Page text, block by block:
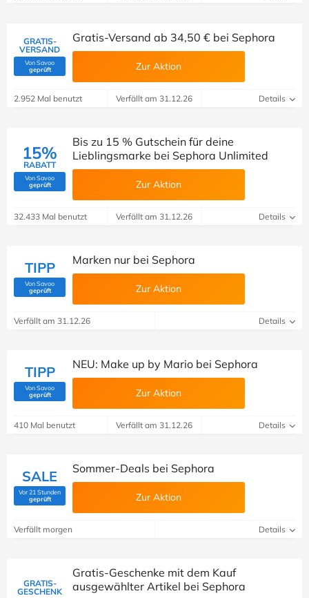
GRATIS-
VERSAND
Von Savoo
geprüft(Von Savoo geprüft)
Gratis-Versand ab 34,50 € bei Sephora
Zur Aktion
2.952 Mal benutzt Verfällt am 31.12.26 Details
15%
RABATT
Von Savoo
geprüft(Von Savoo geprüft)
Bis zu 15 % Gutschein für deine
Lieblingsmarke bei Sephora Unlimited
Zur Aktion
32.433 Mal benutzt Verfällt am 31.12.26 Details
TIPP
Von Savoo
geprüft(Von Savoo geprüft)
Marken nur bei Sephora
Zur Aktion
Verfällt am 31.12.26 Details
TIPP
Von Savoo
geprüft(Von Savoo geprüft)
NEU: Make up by Mario bei Sephora
Zur Aktion
410 Mal benutzt Verfällt am 31.12.26 Details
SALE
Vor 21 Stunden
geprüft(Von Savoo geprüft)
Sommer-Deals bei Sephora
Zur Aktion
Verfällt morgen Details
GRATIS-
GESCHENK
Gratis-Geschenke mit dem Kauf
ausgewählter Artikel bei Sephora